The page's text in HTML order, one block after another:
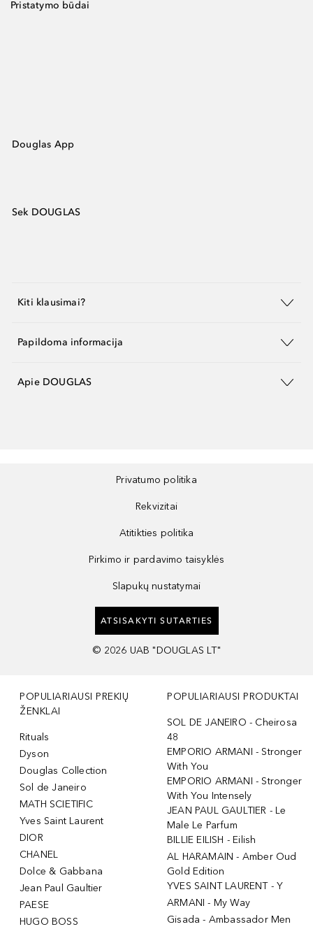
Pristatymo būdai
Douglas App
Sek DOUGLAS
Kiti klausimai?
Papildoma informacija
Apie DOUGLAS
Privatumo politika
Rekvizitai
Atitikties politika
Pirkimo ir pardavimo taisyklės
Slapukų nustatymai
ATSISAKYTI SUTARTIES
© 2026 UAB "DOUGLAS LT"
POPULIARIAUSI PREKIŲ
ŽENKLAI
Rituals
Dyson
Douglas Collection
Sol de Janeiro
MATH SCIETIFIC
Yves Saint Laurent
DIOR
CHANEL
Dolce & Gabbana
Jean Paul Gaultier
PAESE
HUGO BOSS
POPULIARIAUSI PRODUKTAI
SOL DE JANEIRO - Cheirosa
48
EMPORIO ARMANI - Stronger
With You
EMPORIO ARMANI - Stronger
With You Intensely
JEAN PAUL GAULTIER - Le
Male Le Parfum
BILLIE EILISH - Eilish
AL HARAMAIN - Amber Oud
Gold Edition
YVES SAINT LAURENT - Y
ARMANI - My Way
Gisada - Ambassador Men